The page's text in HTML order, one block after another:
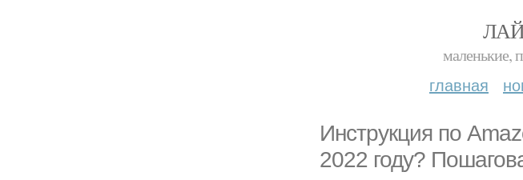
маленькие,
главная
Инструкция по
2022 году?